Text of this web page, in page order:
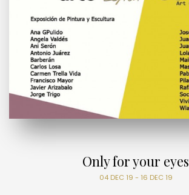
Only for your eyes
04 DEC 19 - 16 DEC 19